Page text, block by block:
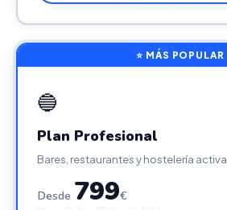
⭐ MÁS POPULAR
🔵
Plan Profesional
Bares, restaurantes y hostelería activa
Desde 799€